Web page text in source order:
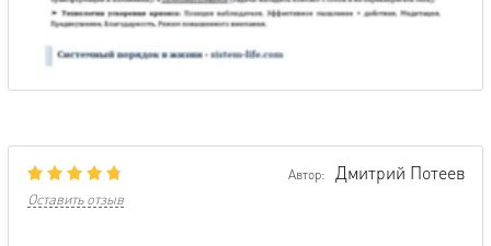
Автор: Дмитрий Потеев
Оставить отзыв